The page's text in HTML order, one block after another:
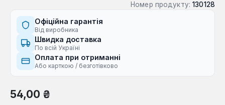
Номер продукту: 130128
Офіційна гарантія
Від виробника
Швидка доставка
По всій Україні
Оплата при отриманні
Або карткою / безготівково
Звичайна ціна:
54,00 ₴